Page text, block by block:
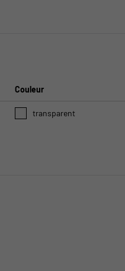
Couleur
transparent